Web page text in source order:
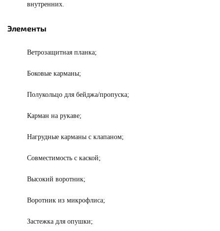
внутренних.
Элементы
Ветрозащитная планка;
Боковые карманы;
Полукольцо для бейджа/пропуска;
Карман на рукаве;
Нагрудные карманы с клапаном;
Совместимость с каской;
Высокий воротник;
Воротник из микрофлиса;
Застежка для опушки;